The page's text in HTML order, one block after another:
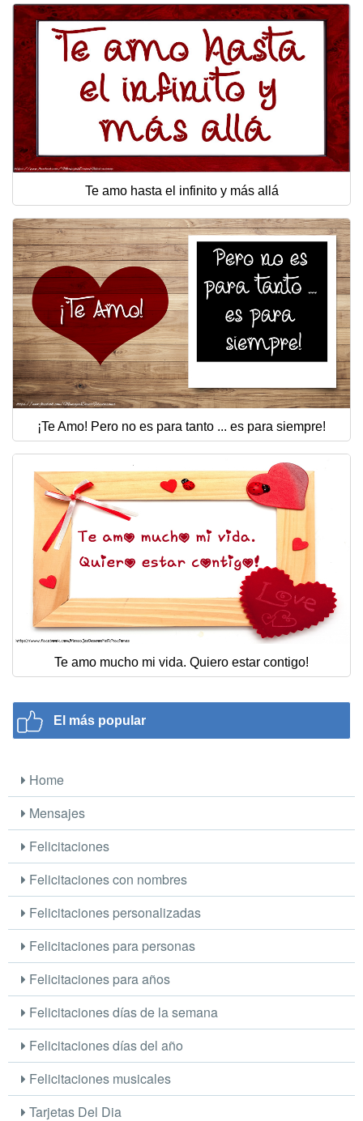
Te amo hasta el infinito y más allá
¡Te Amo! Pero no es para tanto ... es para siempre!
Te amo mucho mi vida. Quiero estar contigo!
El más popular
Home
Mensajes
Felicitaciones
Felicitaciones con nombres
Felicitaciones personalizadas
Felicitaciones para personas
Felicitaciones para años
Felicitaciones días de la semana
Felicitaciones días del año
Felicitaciones musicales
Tarjetas Del Dia